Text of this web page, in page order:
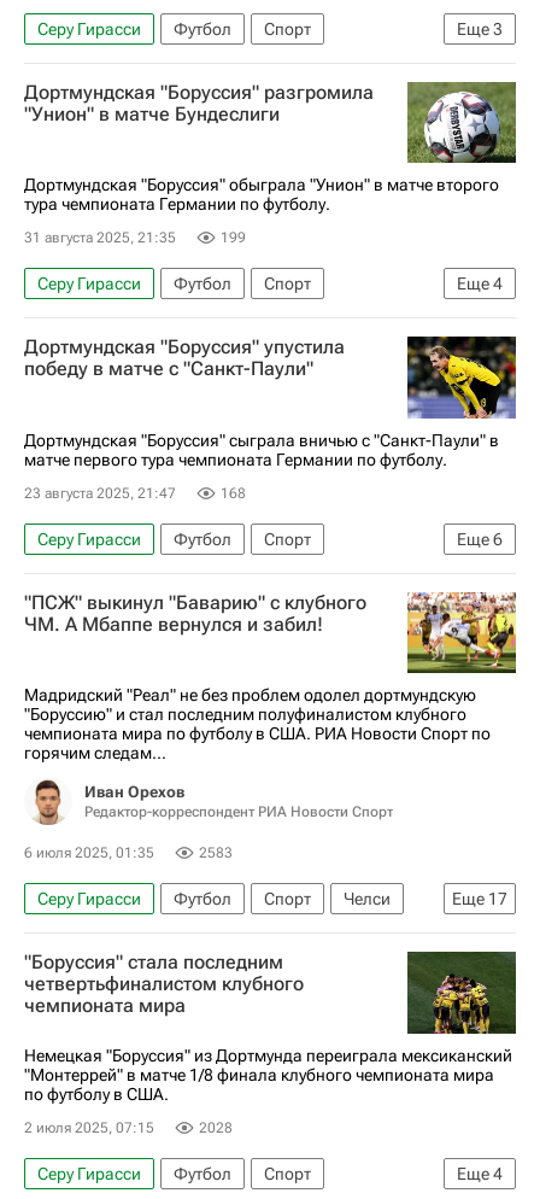
Еще3
Серу Гирасси Футбол
Спорт
Хайденхайм
Бундеслига
Боруссия (Дортмунд)
Дортмундская "Боруссия" разгромила
"Унион" в матче Бундеслиги
Дортмундская "Боруссия" обыграла "Унион" в матче второго
тура чемпионата Германии по футболу.
31 августа 2025, 21:35 199
Еще4
Серу Гирасси Футбол
Спорт
Феликс Нмеча
Боруссия (Дортмунд)
Унион (Берлин)
Бундеслига
Дортмундская "Боруссия" упустила
победу в матче с "Санкт-Паули"
Дортмундская "Боруссия" сыграла вничью с "Санкт-Паули" в
матче первого тура чемпионата Германии по футболу.
23 августа 2025, 21:47 168
Еще6
Серу Гирасси Футбол
Спорт
Вальдемар Антон
Юлиан Брандт
Боруссия (Дортмунд)
Санкт-Паули
"ПСЖ" выкинул "Баварию" с клубного
ЧМ. А Мбаппе вернулся и забил!
Мадридский "Реал" не без проблем одолел дортмундскую
"Боруссию" и стал последним полуфиналистом клубного
чемпионата мира по футболу в США. РИА Новости Спорт по
горячим следам...
Иван Орехов
Редактор-корреспондент РИА Новости Спорт
6 июля 2025, 01:35 2583
Еще 17
Серу Гирасси Футбол Спорт
Челси
Флуминенсе
Бавария
Спорт — видео
Авторы РИА Новости Спорт
Материалы РИА Спорт
Клубный чемпионат мира по футболу
Пари Сен-Жермен (ПСЖ)
Реал Мадрид
Боруссия (Дортмунд)
Палмейрас
Килиан Мбаппе
"Боруссия" стала последним
четвертьфиналистом клубного
чемпионата мира
Немецкая "Боруссия" из Дортмунда переиграла мексиканский
"Монтеррей" в матче 1/8 финала клубного чемпионата мира
по футболу в США.
2 июля 2025, 07:15 2028
Еще4
Серу Гирасси Футбол
Спорт